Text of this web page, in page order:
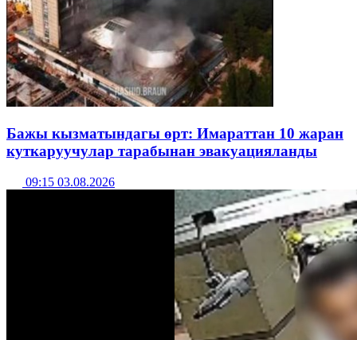
Бажы кызматындагы өрт: Имараттан 10 жаран
куткаруучулар тарабынан эвакуацияланды
09:15 03.08.2026